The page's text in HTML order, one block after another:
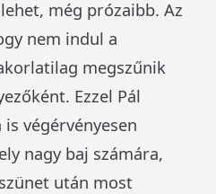
még prózaibb. Az
nem indul a
megszűnik
Ezzel Pál
végérvényesen
nagy baj számára,
után most